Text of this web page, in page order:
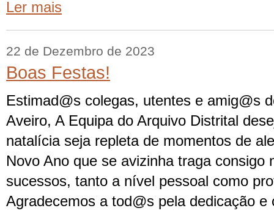
Ler mais
22 de Dezembro de 2023
Boas Festas!
Estimad@s colegas, utentes e amig@s
Aveiro, A Equipa do Arquivo Distrital
natalícia seja repleta de momentos de
Novo Ano que se avizinha traga consigo
sucessos, tanto a nível pessoal como
Agradecemos a tod@s pela dedicação